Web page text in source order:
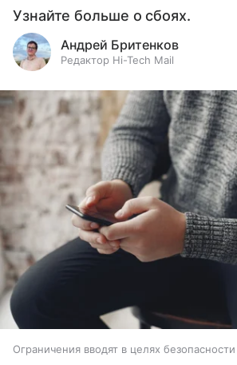
Узнайте больше о сбоях.
Андрей Бритенков
Редактор Hi-Tech Mail
Ограничения вводят в целях безопасности